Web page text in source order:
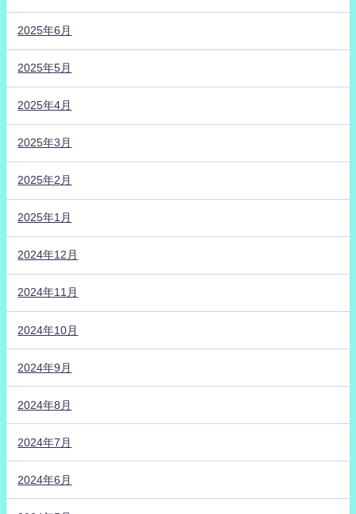
2025年6月
2025年5月
2025年4月
2025年3月
2025年2月
2025年1月
2024年12月
2024年11月
2024年10月
2024年9月
2024年8月
2024年7月
2024年6月